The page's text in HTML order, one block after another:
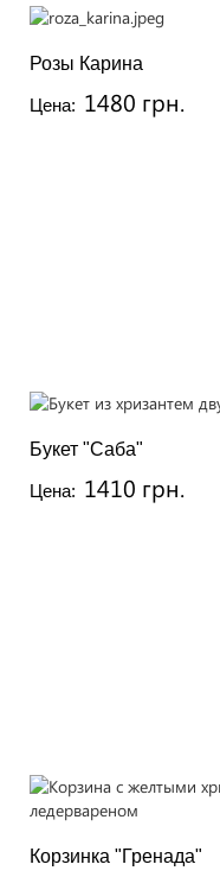
Розы Карина
Цена: 1480 грн.
Букет "Саба"
Цена: 1410 грн.
Корзинка "Гренада"